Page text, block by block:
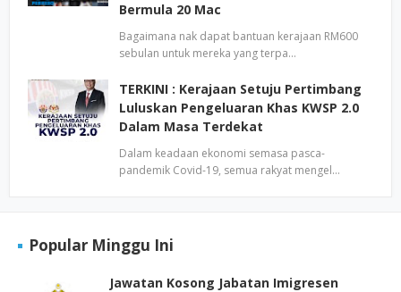
Bermula 20 Mac
Bagaimana nak dapat bantuan kerajaan RM600
sebulan untuk mereka yang terpa…
TERKINI : Kerajaan Setuju Pertimbang
Luluskan Pengeluaran Khas KWSP 2.0
Dalam Masa Terdekat
Dalam keadaan ekonomi semasa pasca-
pandemik Covid-19, semua rakyat mengel…
Popular Minggu Ini
Jawatan Kosong Jabatan Imigresen